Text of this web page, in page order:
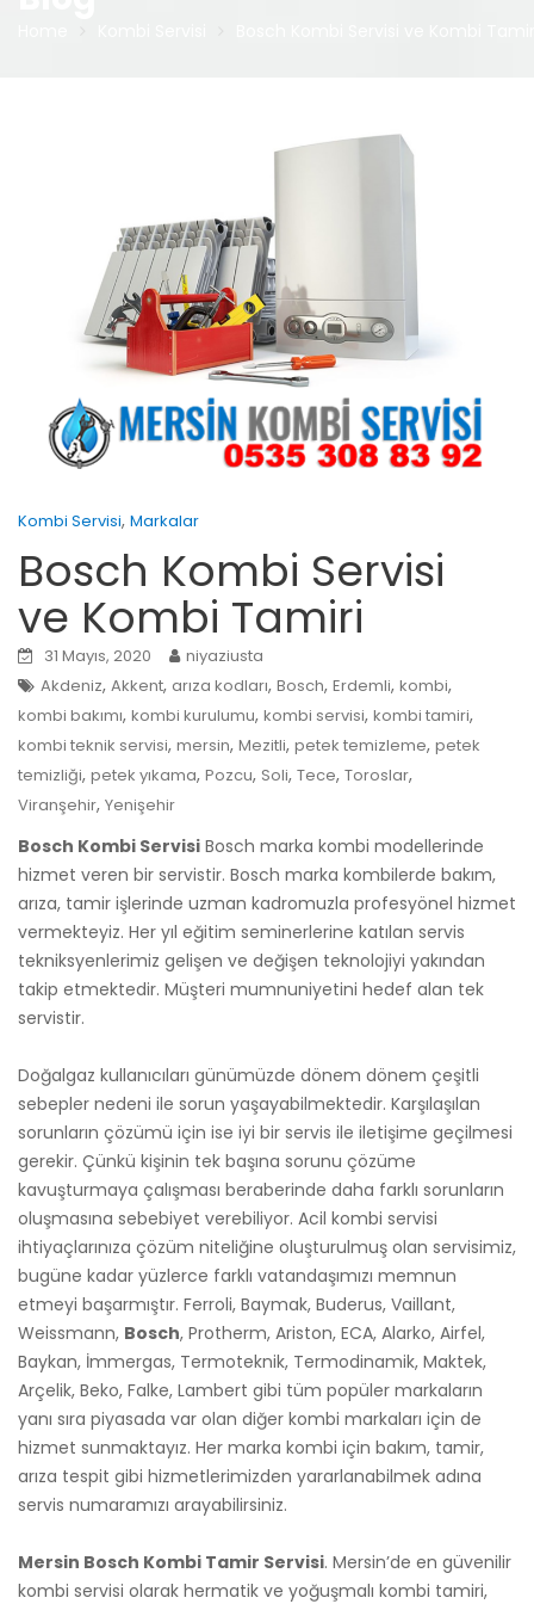
Kombi Servisi, Markalar
Bosch Kombi Servisi
ve Kombi Tamiri
31 Mayıs, 2020
niyaziusta
Akdeniz, Akkent, arıza kodları, Bosch, Erdemli, kombi,
kombi bakımı, kombi kurulumu, kombi servisi, kombi tamiri,
kombi teknik servisi, mersin, Mezitli, petek temizleme, petek
temizliği, petek yıkama, Pozcu, Soli, Tece, Toroslar,
Viranşehir, Yenişehir
Bosch Kombi Servisi Bosch marka kombi modellerinde
hizmet veren bir servistir. Bosch marka kombilerde bakım,
arıza, tamir işlerinde uzman kadromuzla profesyönel hizmet
vermekteyiz. Her yıl eğitim seminerlerine katılan servis
tekniksyenlerimiz gelişen ve değişen teknolojiyi yakından
takip etmektedir. Müşteri mumnuniyetini hedef alan tek
servistir.
Doğalgaz kullanıcıları günümüzde dönem dönem çeşitli
sebepler nedeni ile sorun yaşayabilmektedir. Karşılaşılan
sorunların çözümü için ise iyi bir servis ile iletişime geçilmesi
gerekir. Çünkü kişinin tek başına sorunu çözüme
kavuşturmaya çalışması beraberinde daha farklı sorunların
oluşmasına sebebiyet verebiliyor. Acil kombi servisi
ihtiyaçlarınıza çözüm niteliğine oluşturulmuş olan servisimiz,
bugüne kadar yüzlerce farklı vatandaşımızı memnun
etmeyi başarmıştır. Ferroli, Baymak, Buderus, Vaillant,
Weissmann, Bosch, Protherm, Ariston, ECA, Alarko, Airfel,
Baykan, İmmergas, Termoteknik, Termodinamik, Maktek,
Arçelik, Beko, Falke, Lambert gibi tüm popüler markaların
yanı sıra piyasada var olan diğer kombi markaları için de
hizmet sunmaktayız. Her marka kombi için bakım, tamir,
arıza tespit gibi hizmetlerimizden yararlanabilmek adına
servis numaramızı arayabilirsiniz.
Mersin Bosch Kombi Tamir Servisi. Mersin’de en güvenilir
kombi servisi olarak hermatik ve yoğuşmalı kombi tamiri,